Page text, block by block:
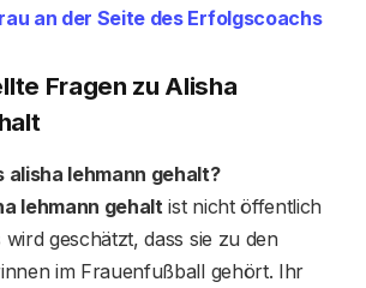
an der Seite des Erfolgscoachs
Fragen zu Alisha
alisha lehmann gehalt?
lehmann gehaltist nicht öffentlich
geschätzt, dass sie zu den
im Frauenfußball gehört. Ihr